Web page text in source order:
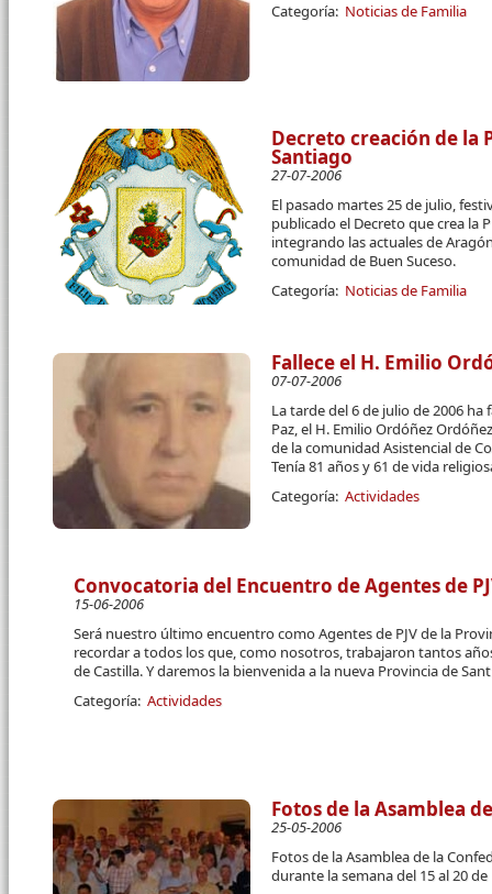
Categoría: Noticias de Familia
Decreto creación de la
Santiago
27-07-2006
El pasado martes 25 de julio,
publicado el Decreto que crea la
integrando las actuales de
comunidad de Buen Suceso.
Categoría: Noticias de Familia
Fallece el H. Emilio
07-07-2006
La tarde del 6 de julio de 2006
Paz, el H. Emilio Ordóñez
de la comunidad Asistencial de
Tenía 81 años y 61 de vida
Categoría: Actividades
Convocatoria del Encuentro de Agentes de
15-06-2006
Será nuestro último encuentro como Agentes de PJV de la
recordar a todos los que, como nosotros, trabajaron tantos
de Castilla. Y daremos la bienvenida a la nueva Provincia de
Categoría: Actividades
Fotos de la Asamblea
25-05-2006
Fotos de la Asamblea de la
durante la semana del 15 al 20